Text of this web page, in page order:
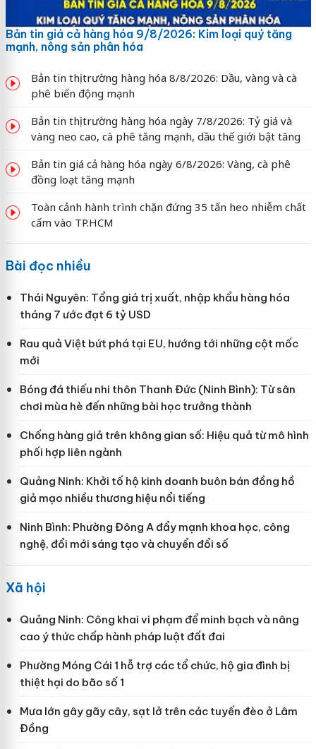
Bản tin giá cả hàng hóa 9/8/2026: Kim loại quý tăng
mạnh, nông sản phân hóa
Bản tin thị trường hàng hóa 8/8/2026: Dầu, vàng và cà
phê biến động mạnh
Bản tin thị trường hàng hóa ngày 7/8/2026: Tỷ giá và
vàng neo cao, cà phê tăng mạnh, dầu thế giới bật tăng
Bản tin giá cả hàng hóa ngày 6/8/2026: Vàng, cà phê
đồng loạt tăng mạnh
Toàn cảnh hành trình chặn đứng 35 tấn heo nhiễm chất
cấm vào TP.HCM
Bài đọc nhiều
Thái Nguyên: Tổng giá trị xuất, nhập khẩu hàng hóa
tháng 7 ước đạt 6 tỷ USD
Rau quả Việt bứt phá tại EU, hướng tới những cột mốc
mới
Bóng đá thiếu nhi thôn Thanh Đức (Ninh Bình): Từ sân
chơi mùa hè đến những bài học trưởng thành
Chống hàng giả trên không gian số: Hiệu quả từ mô hình
phối hợp liên ngành
Quảng Ninh: Khởi tố hộ kinh doanh buôn bán đồng hồ
giả mạo nhiều thương hiệu nổi tiếng
Ninh Bình: Phường Đông A đẩy mạnh khoa học, công
nghệ, đổi mới sáng tạo và chuyển đổi số
Xã hội
Quảng Ninh: Công khai vi phạm để minh bạch và nâng
cao ý thức chấp hành pháp luật đất đai
Phường Móng Cái 1 hỗ trợ các tổ chức, hộ gia đình bị
thiệt hại do bão số 1
Mưa lớn gây gãy cây, sạt lở trên các tuyến đèo ở Lâm
Đồng